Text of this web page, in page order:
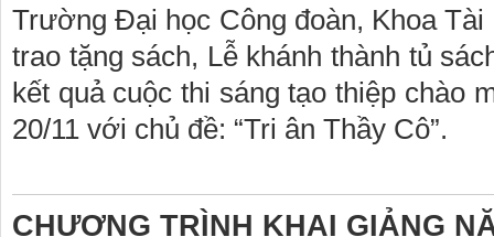
Trường Đại học Công đoàn, Khoa
trao tặng sách, Lễ khánh thành tủ
kết quả cuộc thi sáng tạo thiệp chào
20/11 với chủ đề: “Tri ân Thầy Cô”.
CHƯƠNG TRÌNH KHAI GIẢNG